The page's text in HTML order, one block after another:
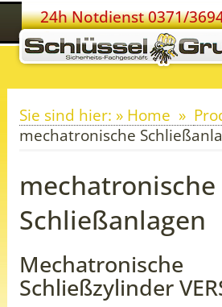
24h Notdienst 0371/
Sie sind hier: » Home
mechatronische
mechatronische
Schließanlagen
Mechatronische
Schließzylinder